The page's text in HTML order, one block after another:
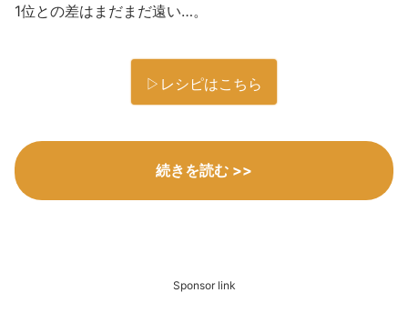
1位との差はまだまだ遠い…。
▷レシピはこちら
続きを読む >>
Sponsor link